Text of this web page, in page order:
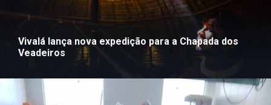
Vivalá lança nova expedição para a Chapada dos
Veadeiros